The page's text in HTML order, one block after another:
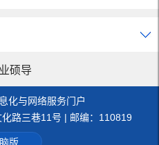
硕导
化与网络服务门户
路三巷11号 | 邮编：110819
版